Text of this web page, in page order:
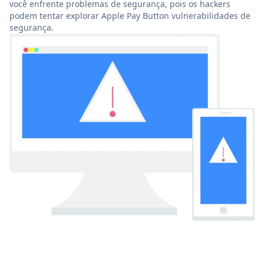
você enfrente problemas de segurança, pois os hackers
podem tentar explorar Apple Pay Button vulnerabilidades de
segurança.